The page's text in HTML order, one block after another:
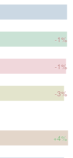
-1%
-1%
-3%
+4%